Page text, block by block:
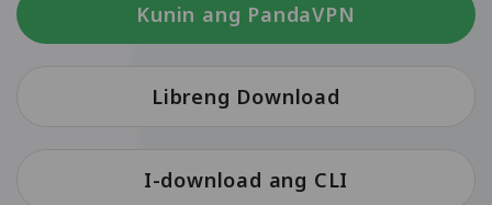
Kunin ang PandaVPN
Libreng Download
I-download ang CLI